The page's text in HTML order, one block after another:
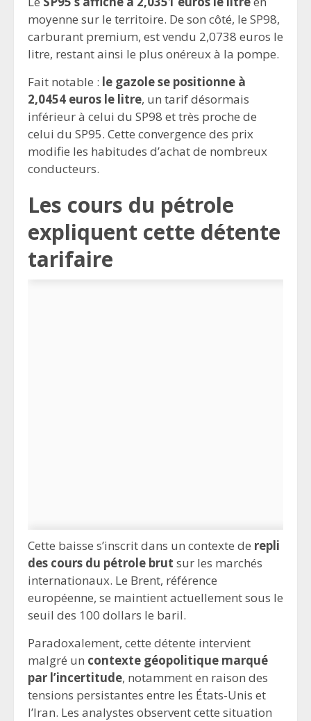
moyenne sur le territoire. De son côté, le SP98,
carburant premium, est vendu 2,0738 euros le
litre, restant ainsi le plus onéreux à la pompe.
Fait notable : le gazole se positionne à
2,0454 euros le litre, un tarif désormais
inférieur à celui du SP98 et très proche de
celui du SP95. Cette convergence des prix
modifie les habitudes d’achat de nombreux
conducteurs.
Les cours du pétrole
expliquent cette détente
tarifaire
Cette baisse s’inscrit dans un contexte de repli
des cours du pétrole brut sur les marchés
internationaux. Le Brent, référence
européenne, se maintient actuellement sous le
seuil des 100 dollars le baril.
Paradoxalement, cette détente intervient
malgré un contexte géopolitique marqué
par l’incertitude, notamment en raison des
tensions persistantes entre les États-Unis et
l’Iran. Les analystes observent cette situation